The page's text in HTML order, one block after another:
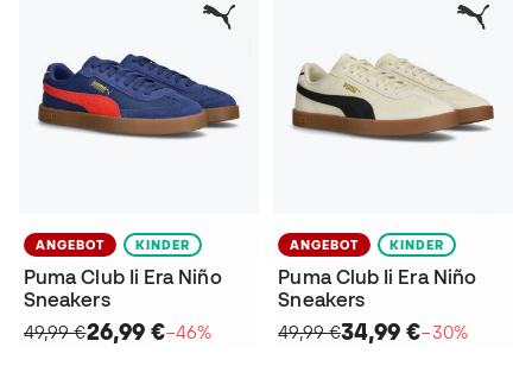
ANGEBOT KINDER
Puma Club Ii Era Niño
Sneakers
49,99 €26,99 €−46%
ANGEBOT KINDER
Puma Club Ii Era Niño
Sneakers
49,99 €34,99 €−30%